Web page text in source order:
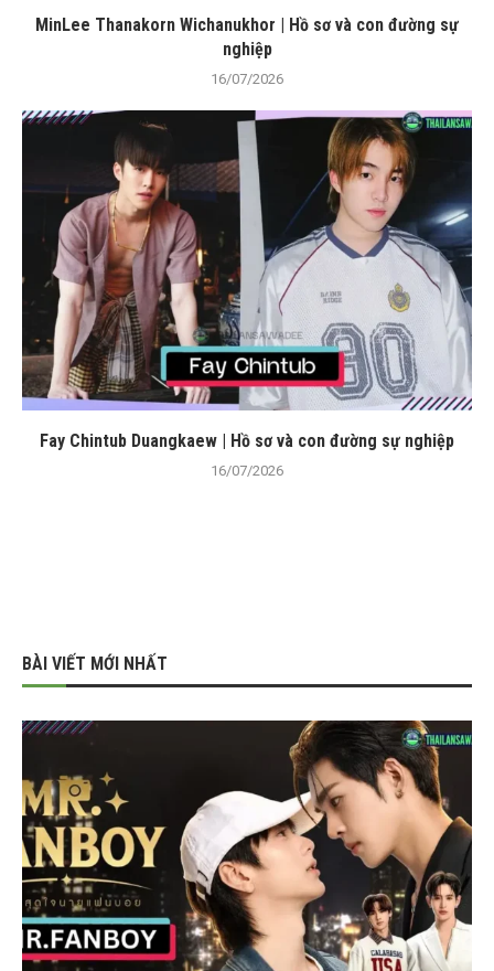
MinLee Thanakorn Wichanukhor | Hồ sơ và con đường sự
nghiệp
16/07/2026
Fay Chintub Duangkaew | Hồ sơ và con đường sự nghiệp
16/07/2026
BÀI VIẾT MỚI NHẤT